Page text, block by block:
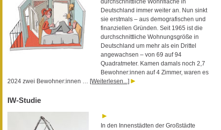
Deutschland immer weiter an. Nun sinkt
sie erstmals – aus demografischen und
finanziellen Gründen. Seit 1965 ist die
durchschnittliche Wohnungsgröße in
Deutschland um mehr als ein Drittel
angewachsen – von 69 auf 94
Quadratmeter. Kamen damals noch 2,7
Bewohner:innen auf 4 Zimmer, waren es
2024 zwei Bewohner:innen … [Weiterlesen...]
IW-Studie
In den Innenstädten der Großstädte